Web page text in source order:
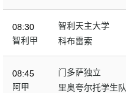
08:30
智利甲
智利天主大学
科布雷索
08:45
阿甲
门多萨独立
里奥夸尔托学生队